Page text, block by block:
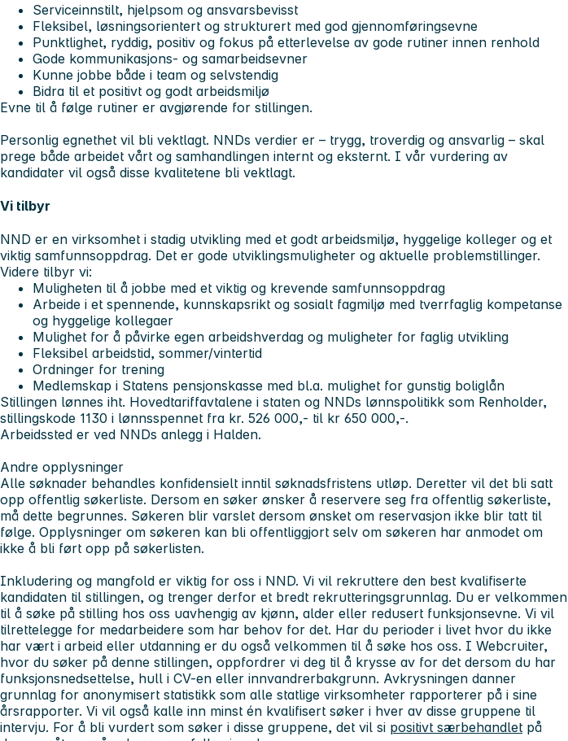
Serviceinnstilt, hjelpsom og ansvarsbevisst
Fleksibel, løsningsorientert og strukturert med god gjennomføringsevne
Punktlighet, ryddig, positiv og fokus på etterlevelse av gode rutiner innen renhold
Gode kommunikasjons- og samarbeidsevner
Kunne jobbe både i team og selvstendig
Bidra til et positivt og godt arbeidsmiljø
Evne til å følge rutiner er avgjørende for stillingen.
Personlig egnethet vil bli vektlagt. NNDs verdier er – trygg, troverdig og ansvarlig – skal
prege både arbeidet vårt og samhandlingen internt og eksternt. I vår vurdering av
kandidater vil også disse kvalitetene bli vektlagt.
Vi tilbyr
NND er en virksomhet i stadig utvikling med et godt arbeidsmiljø, hyggelige kolleger og et
viktig samfunnsoppdrag. Det er gode utviklingsmuligheter og aktuelle problemstillinger.
Videre tilbyr vi:
Muligheten til å jobbe med et viktig og krevende samfunnsoppdrag
Arbeide i et spennende, kunnskapsrikt og sosialt fagmiljø med tverrfaglig kompetanse
og hyggelige kollegaer
Mulighet for å påvirke egen arbeidshverdag og muligheter for faglig utvikling
Fleksibel arbeidstid, sommer/vintertid
Ordninger for trening
Medlemskap i Statens pensjonskasse med bl.a. mulighet for gunstig boliglån
Stillingen lønnes iht. Hovedtariffavtalene i staten og NNDs lønnspolitikk som Renholder,
stillingskode 1130 i lønnsspennet fra kr. 526 000,- til kr 650 000,-.
Arbeidssted er ved NNDs anlegg i Halden.
Andre opplysninger
Alle søknader behandles konfidensielt inntil søknadsfristens utløp. Deretter vil det bli satt
opp offentlig søkerliste. Dersom en søker ønsker å reservere seg fra offentlig søkerliste,
må dette begrunnes. Søkeren blir varslet dersom ønsket om reservasjon ikke blir tatt til
følge. Opplysninger om søkeren kan bli offentliggjort selv om søkeren har anmodet om
ikke å bli ført opp på søkerlisten.
Inkludering og mangfold er viktig for oss i NND. Vi vil rekruttere den best kvalifiserte
kandidaten til stillingen, og trenger derfor et bredt rekrutteringsgrunnlag. Du er velkommen
til å søke på stilling hos oss uavhengig av kjønn, alder eller redusert funksjonsevne. Vi vil
tilrettelegge for medarbeidere som har behov for det. Har du perioder i livet hvor du ikke
har vært i arbeid eller utdanning er du også velkommen til å søke hos oss. I Webcruiter,
hvor du søker på denne stillingen, oppfordrer vi deg til å krysse av for det dersom du har
funksjonsnedsettelse, hull i CV-en eller innvandrerbakgrunn. Avkrysningen danner
grunnlag for anonymisert statistikk som alle statlige virksomheter rapporterer på i sine
årsrapporter. Vi vil også kalle inn minst én kvalifisert søker i hver av disse gruppene til
intervju. For å bli vurdert som søker i disse gruppene, det vil si positivt særbehandlet på